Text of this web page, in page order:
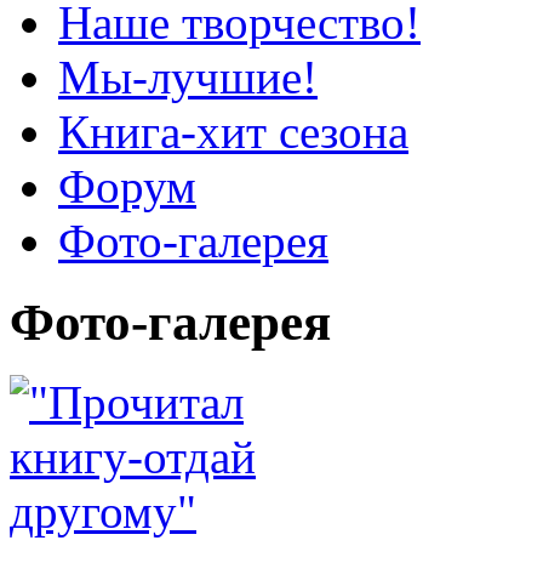
Наше творчество!
Мы-лучшие!
Книга-хит сезона
Форум
Фото-галерея
Фото-галерея